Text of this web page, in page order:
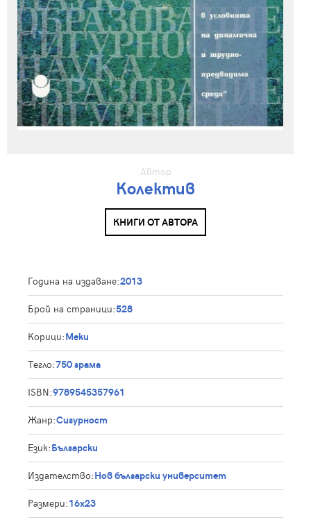
Автор
Колектив
КНИГИ ОТ АВТОРА
Година на издаване:2013
Брой на страници:528
Корици:Меки
Тегло:750 грама
ISBN:9789545357961
Жанр:Сигурност
Език:Български
Издателство:Нов български университет
Размери:16x23